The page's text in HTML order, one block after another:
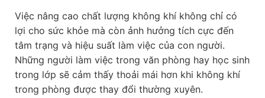
Việc nâng cao chất lượng không khí không chỉ có
lợi cho sức khỏe mà còn ảnh hưởng tích cực đến
tâm trạng và hiệu suất làm việc của con người.
Những người làm việc trong văn phòng hay học sinh
trong lớp sẽ cảm thấy thoải mái hơn khi không khí
trong phòng được thay đổi thường xuyên.